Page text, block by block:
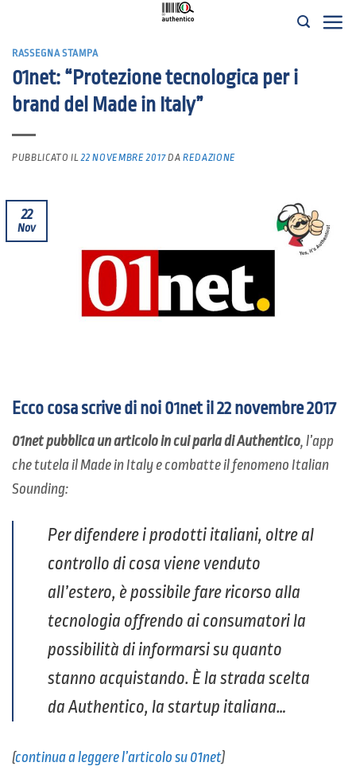
contenuti
RASSEGNA STAMPA
01net: “Protezione tecnologica per i
brand del Made in Italy”
PUBBLICATO IL22 NOVEMBRE 2017 DA REDAZIONE
22
Nov
Ecco cosa scrive di noi 01netil 22 novembre 2017
01net pubblica un articolo in cui parla di Authentico, l’app
che tutela il Made in Italy e combatte il fenomeno Italian
Sounding:
Per difendere i prodotti italiani, oltre al
controllo di cosa viene venduto
all’estero, è possibile fare ricorso alla
tecnologia offrendo ai consumatori la
possibilità di informarsi su quanto
stanno acquistando. È la strada scelta
da Authentico, la startup italiana…
(continua a leggere l’articolo su 01net)